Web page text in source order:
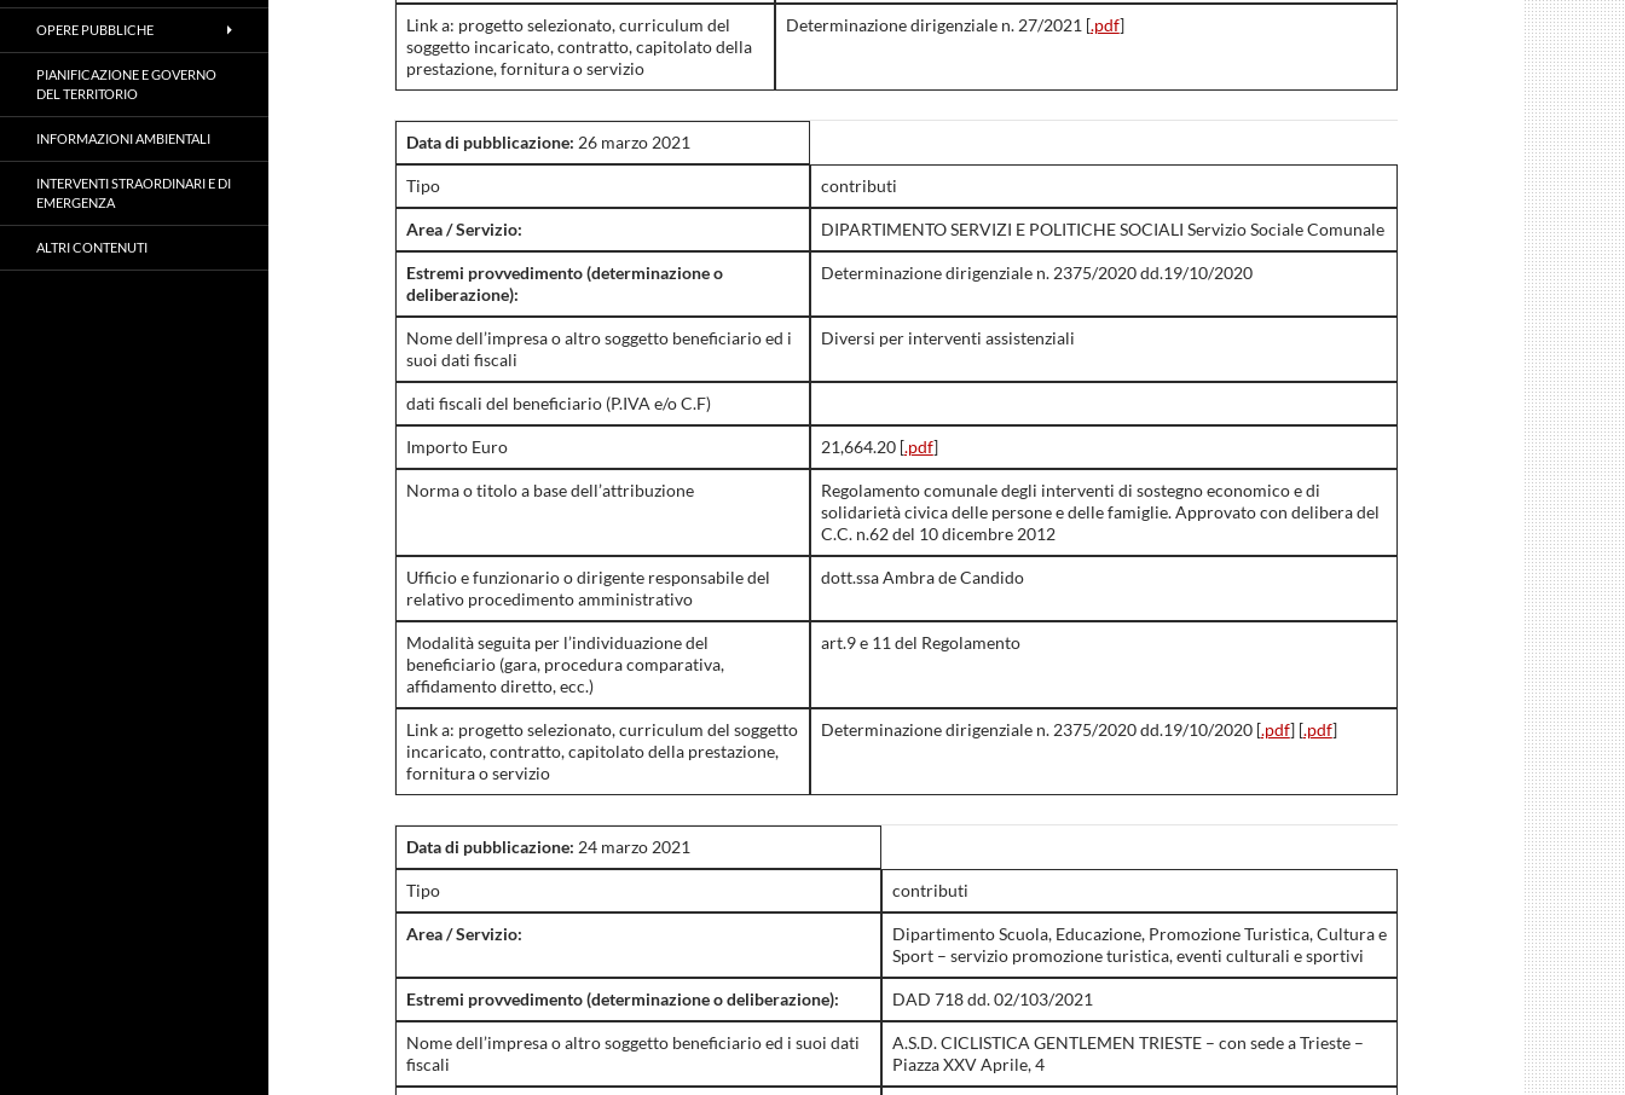
Link a: progetto selezionato, curriculum del
soggetto incaricato, contratto, capitolato della
prestazione, fornitura o servizio
Determinazione dirigenziale n. 27/2021 [.pdf]
Data di pubblicazione: 26 marzo 2021
Tipo contributi
Area / Servizio: DIPARTIMENTO SERVIZI E POLITICHE SOCIALI Servizio Sociale Comunale
Estremi provvedimento (determinazione o
deliberazione):
Determinazione dirigenziale n. 2375/2020 dd.19/10/2020
Nome dell’impresa o altro soggetto beneficiario ed i
suoi dati fiscali
Diversi per interventi assistenziali
dati fiscali del beneficiario (P.IVA e/o C.F)
Importo Euro 21,664.20 [.pdf]
Norma o titolo a base dell’attribuzione
Regolamento comunale degli interventi di sostegno economico e di
solidarietà civica delle persone e delle famiglie. Approvato con delibera del
C.C. n.62 del 10 dicembre 2012
Ufficio e funzionario o dirigente responsabile del
relativo procedimento amministrativo
dott.ssa Ambra de Candido
Modalità seguita per l’individuazione del
beneficiario (gara, procedura comparativa,
affidamento diretto, ecc.)
art.9 e 11 del Regolamento
Link a: progetto selezionato, curriculum del soggetto
incaricato, contratto, capitolato della prestazione,
fornitura o servizio
Determinazione dirigenziale n. 2375/2020 dd.19/10/2020 [.pdf] [.pdf]
Data di pubblicazione: 24 marzo 2021
Tipo contributi
Area / Servizio:
Dipartimento Scuola, Educazione, Promozione Turistica, Cultura e
Sport – servizio promozione turistica, eventi culturali e sportivi
Estremi provvedimento (determinazione o deliberazione): DAD 718 dd. 02/103/2021
Nome dell’impresa o altro soggetto beneficiario ed i suoi dati
fiscali
A.S.D. CICLISTICA GENTLEMEN TRIESTE – con sede a Trieste –
Piazza XXV Aprile, 4
OPERE PUBBLICHE
PIANIFICAZIONE E GOVERNO
DEL TERRITORIO
INFORMAZIONI AMBIENTALI
INTERVENTI STRAORDINARI E DI
EMERGENZA
ALTRI CONTENUTI